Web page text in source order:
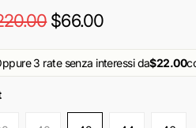
$66.00
3 rate senza interessi da$22.00